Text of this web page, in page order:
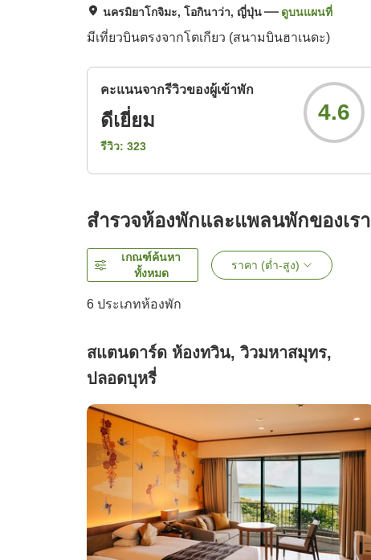
นครมิยาโกจิมะ, โอกินาว่า, ญี่ปุ่น ดูบนแผนที่
มีเที่ยวบินตรงจากโตเกียว (สนามบินฮาเนดะ)
คะแนนจากรีวิวของผู้เข้าพัก
ดีเยี่ยม
รีวิว: 323
4.6
สำรวจห้องพักและแพลนพักของเรา
เกณฑ์ค้นหา
ทั้งหมด
ราคา (ต่ำ-สูง)
6 ประเภทห้องพัก
สแตนดาร์ด ห้องทวิน, วิวมหาสมุทร,
ปลอดบุหรี่